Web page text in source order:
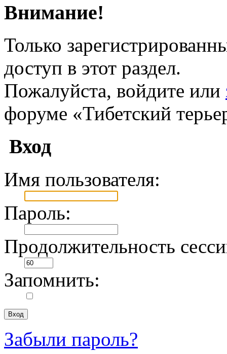
Внимание!
Только
доступ в этот раздел.
Пожалуйста, войдите или
форуме «Тибетский
Вход
Имя пользователя:
Пароль:
Продолжительность
Запомнить:
Забыли пароль?